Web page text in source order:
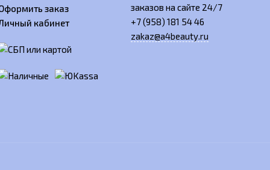
заказ
кабинет
заказов на сайте 24/7
+7 (958) 181 54 46
zakaz@a4beauty.ru